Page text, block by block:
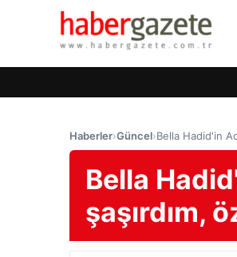
Haberler›Güncel›Bella Hadid'in
Bella
şaşırdım,